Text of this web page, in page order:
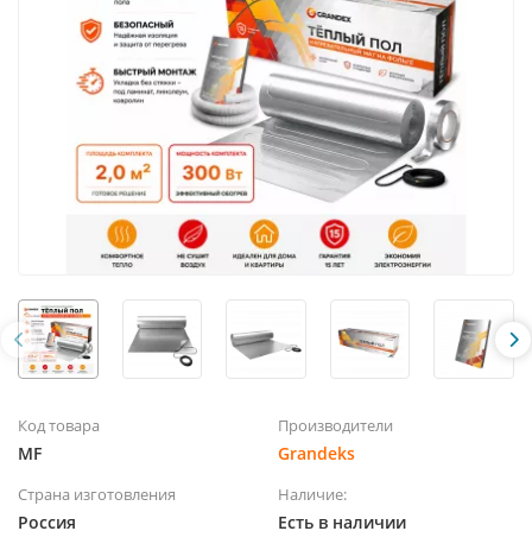
Код товара
MF
Производители
Grandeks
Страна изготовления
Россия
Наличие:
Есть в наличии